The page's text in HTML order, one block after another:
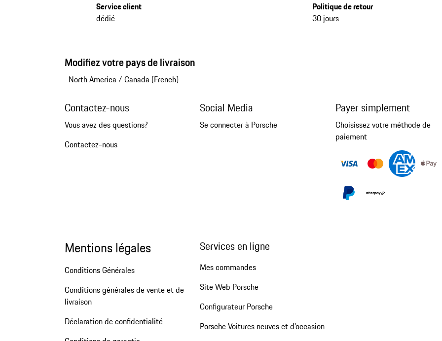
Service client
dédié
Politique de retour
30 jours
Modifiez votre pays de livraison
North America / Canada (French)
Contactez-nous
Vous avez des questions?
Contactez-nous
Social Media
Se connecter à Porsche
Payer simplement
Choisissez votre méthode de
paiement
Mentions légales
Conditions Générales
Conditions générales de vente et de
livraison
Déclaration de confidentialité
Services en ligne
Mes commandes
Site Web Porsche
Configurateur Porsche
Porsche Voitures neuves et d'occasion